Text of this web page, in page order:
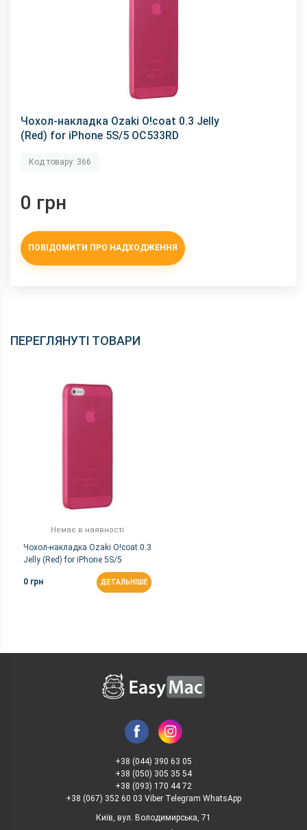
Чохол-накладка Ozaki O!coat 0.3 Jelly
(Red) for iPhone 5S/5 OC533RD
Код товару: 366
0 грн
ПОВІДОМИТИ ПРО НАДХОДЖЕННЯ
ПЕРЕГЛЯНУТІ ТОВАРИ
Немає в наявності
Чохол-накладка Ozaki O!coat 0.3
Jelly (Red) for iPhone 5S/5
0 грн
ДЕТАЛЬНІШЕ
+38 (044) 390 63 05
+38 (050) 305 35 54
+38 (093) 170 44 72
+38 (067) 352 60 03 Viber Telegram WhatsApp
Київ, вул. Володимирська, 71